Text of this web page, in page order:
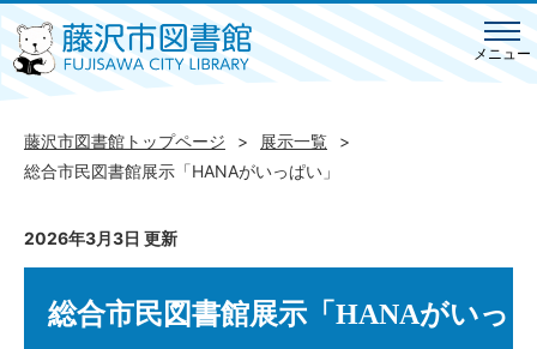
メニュー
藤沢市図書館トップページ
展示一覧
総合市民図書館展示「HANAがいっぱい」
2026年3月3日 更新
総合市民図書館展示「HANAがいっ